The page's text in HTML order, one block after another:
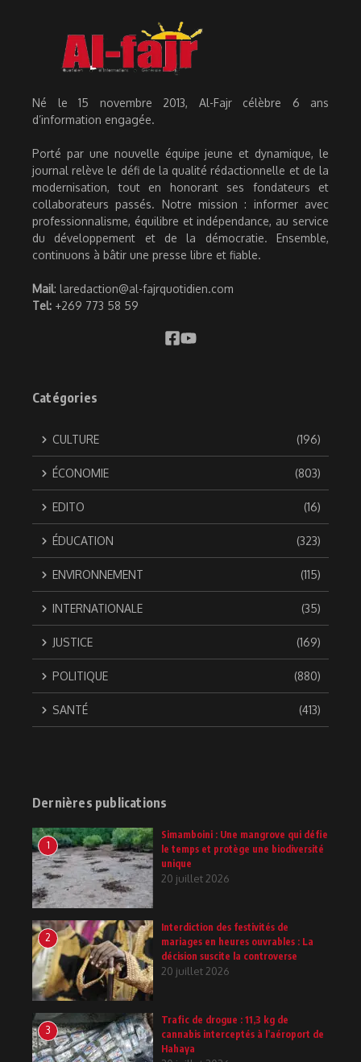
Né le 15 novembre 2013, Al-Fajr célèbre 6 ans
d’information engagée.
Porté par une nouvelle équipe jeune et dynamique, le
journal relève le défi de la qualité rédactionnelle et de la
modernisation, tout en honorant ses fondateurs et
collaborateurs passés. Notre mission : informer avec
professionnalisme, équilibre et indépendance, au service
du développement et de la démocratie. Ensemble,
continuons à bâtir une presse libre et fiable.
Mail: laredaction@al-fajrquotidien.com
Tel: +269 773 58 59
Catégories
CULTURE (196)
ÉCONOMIE (803)
EDITO (16)
ÉDUCATION (323)
ENVIRONNEMENT (115)
INTERNATIONALE (35)
JUSTICE (169)
POLITIQUE (880)
SANTÉ (413)
Dernières publications
1
Simamboini : Une mangrove qui défie
le temps et protège une biodiversité
unique
20 juillet 2026
2
Interdiction des festivités de
mariages en heures ouvrables : La
décision suscite la controverse
20 juillet 2026
3
Trafic de drogue : 11,3 kg de
cannabis interceptés à l’aéroport de
Hahaya